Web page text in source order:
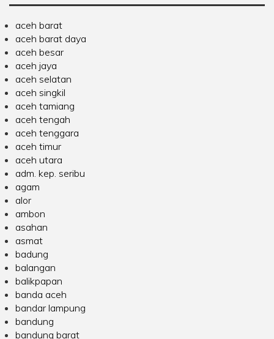
aceh barat
aceh barat daya
aceh besar
aceh jaya
aceh selatan
aceh singkil
aceh tamiang
aceh tengah
aceh tenggara
aceh timur
aceh utara
adm. kep. seribu
agam
alor
ambon
asahan
asmat
badung
balangan
balikpapan
banda aceh
bandar lampung
bandung
bandung barat